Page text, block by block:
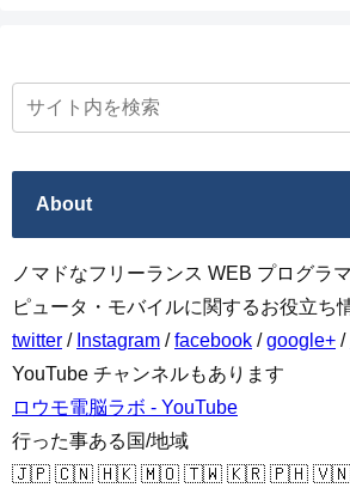
About
ノマドなフリーランス WEB プログラ
ピュータ・モバイルに関するお役立ち
twitter / Instagram /facebook /google+ /
YouTube チャンネルもあります
ロウモ電脳ラボ - YouTube
行った事ある国/地域
🇯🇵 🇨🇳 🇭🇰 🇲🇴 🇹🇼 🇰🇷 🇵🇭